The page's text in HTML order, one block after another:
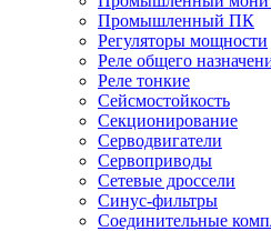
Промышленный ПК
Регуляторы мощности
Реле общего
Реле тонкие
Сейсмостойкость
Секционирование
Серводвигатели
Сервоприводы
Сетевые дроссели
Синус-фильтры
Соединительные